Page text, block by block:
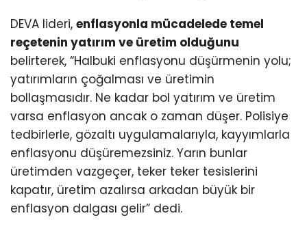
DEVA lideri, enflasyonla mücadelede temel
reçetenin yatırım ve üretim olduğunu
belirterek, “Halbuki enflasyonu düşürmenin yolu;
yatırımların çoğalması ve üretimin
bollaşmasıdır. Ne kadar bol yatırım ve üretim
varsa enflasyon ancak o zaman düşer. Polisiye
tedbirlerle, gözaltı uygulamalarıyla, kayyımlarla
enflasyonu düşüremezsiniz. Yarın bunlar
üretimden vazgeçer, teker teker tesislerini
kapatır, üretim azalırsa arkadan büyük bir
enflasyon dalgası gelir” dedi.